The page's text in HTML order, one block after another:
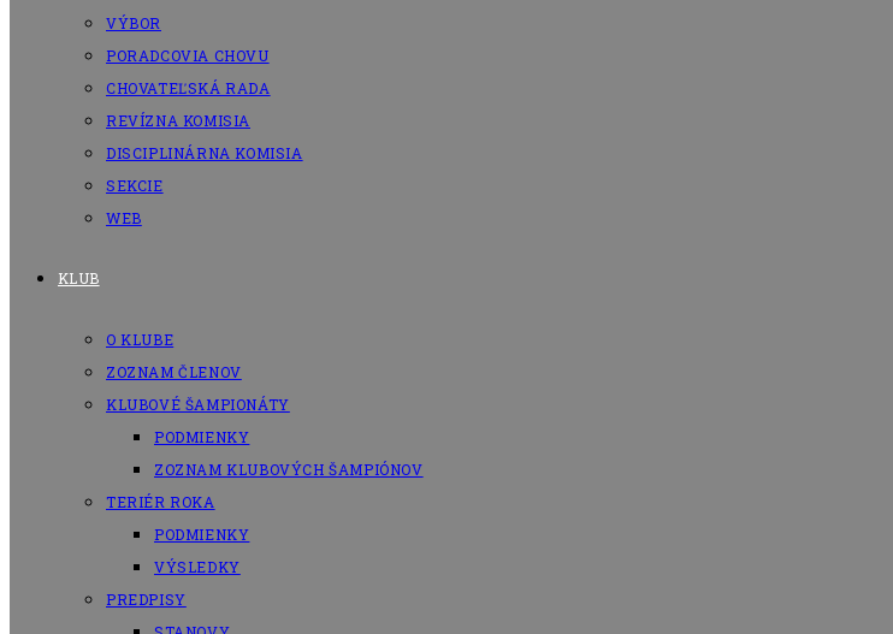
VÝBOR
PORADCOVIA CHOVU
CHOVATEĽSKÁ RADA
REVÍZNA KOMISIA
DISCIPLINÁRNA KOMISIA
SEKCIE
WEB
KLUB
O KLUBE
ZOZNAM ČLENOV
KLUBOVÉ ŠAMPIONÁTY
PODMIENKY
ZOZNAM KLUBOVÝCH ŠAMPIÓNOV
TERIÉR ROKA
PODMIENKY
VÝSLEDKY
PREDPISY